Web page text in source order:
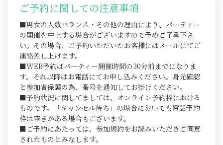
ご予約に関しての注意事項
■男女の人数バランス・その他の理由により、パーティー
の開催を中止する場合がございますので予めご了承下さ
い。その場合、ご予約いただいたお客様にはメールにてご
連絡差し上げます。
■WEB予約はパーティー開催時間の30分前までになりま
す。それ以降はお電話にてお申し込みください。身元確認
と参加者保護の為、番号を通知してお掛けください。
■予約状況に関してましては、オンライン予約枠における
ものです。「キャンセル待ち」の場合においても電話予約
枠は空きがある場合もございます。
■ご予約にあたっては、参加規約をお読みいただきご同意
されたものとみなします。